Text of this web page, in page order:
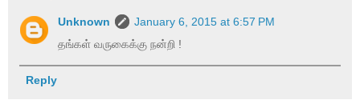
Unknown
January 6, 2015 at 6:57 PM
தங்கள் வருகைக்கு நன்றி !
Reply